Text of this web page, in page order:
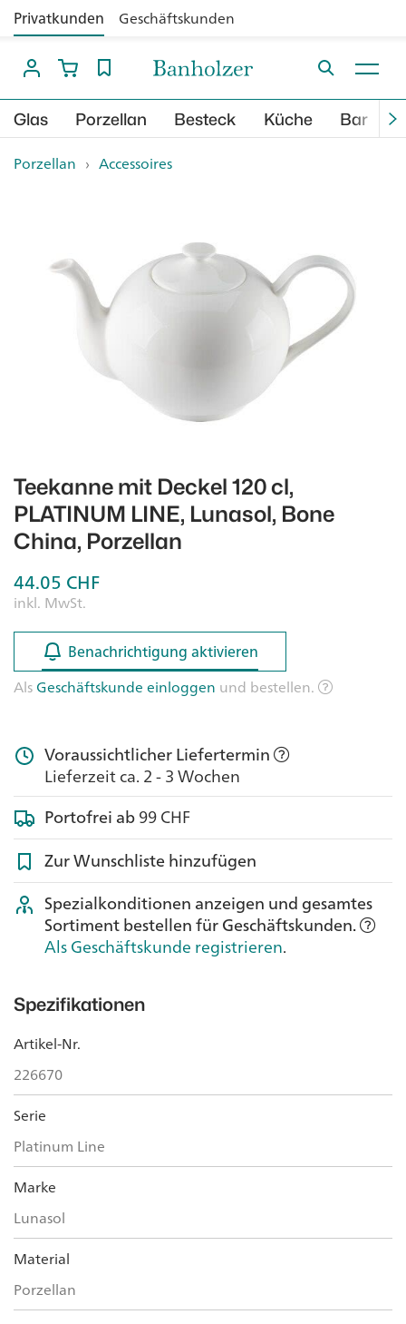
Privatkunden Geschäftskunden
Glas Porzellan Besteck Küche Bar
Porzellan › Accessoires
Teekanne mit Deckel 120 cl,
PLATINUM LINE, Lunasol, Bone
China, Porzellan
44.05 CHF
inkl. MwSt.
Benachrichtigung aktivieren
Benachrichtigung aktivieren
AlsGeschäftskunde einloggen und bestellen.
Voraussichtlicher Liefertermin
Lieferzeit ca. 2 - 3 Wochen
Portofrei ab99 CHF
Zur Wunschliste hinzufügen
Spezialkonditionen anzeigen und gesamtes
Sortiment bestellen für Geschäftskunden.
Als Geschäftskunde registrieren.
Spezifikationen
Artikel-Nr.
226670
Serie
Platinum Line
Marke
Lunasol
Material
Porzellan